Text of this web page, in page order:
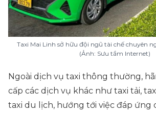
Taxi Mai Linh sở hữu đội ngũ tài chế chuyên
(Ảnh: Sưu tầm Internet)
Ngoài dịch vụ taxi thông thường,
cấp các dịch vụ khác như taxi tải,
taxi du lịch, hướng tới việc đáp ứng